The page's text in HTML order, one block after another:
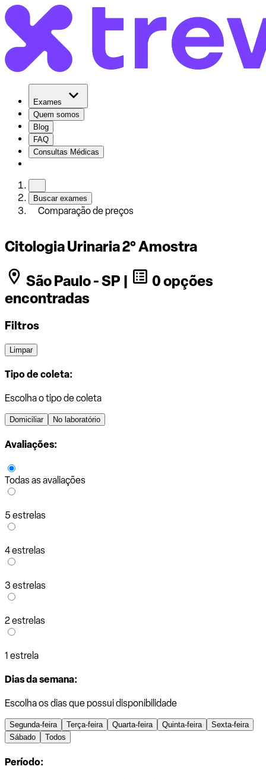
Exames
Quem somos
Blog
FAQ
Consultas Médicas
Buscar exames
Comparação de preços
Citologia Urinaria 2° Amostra
São Paulo - SP |
0 opções
encontradas
Filtros
Limpar
Tipo de coleta:
Escolha o tipo de coleta
Domiciliar No laboratório
Avaliações:
Todas as avaliações
5 estrelas
4 estrelas
3 estrelas
2 estrelas
1 estrela
Dias da semana:
Escolha os dias que possui disponibilidade
Segunda-feira Terça-feira Quarta-feira Quinta-feira
Sexta-feira
Sábado
Todos
Período: